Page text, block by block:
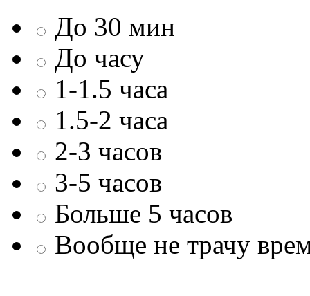
До 30 мин
До часу
1-1.5 часа
1.5-2 часа
2-3 часов
3-5 часов
Больше 5 часов
Вообще не трачу